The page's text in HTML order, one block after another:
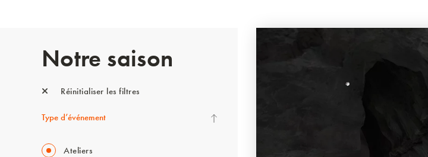
Notre saison
Réinitialiser les filtres
Type d’événement
Ateliers